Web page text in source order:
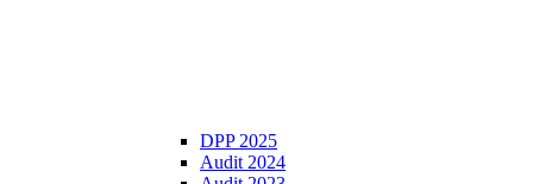
DPP 2025
Audit 2024